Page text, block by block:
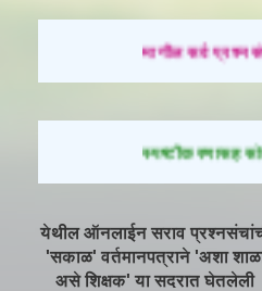
मागील सर्व
स्पष्टीकरणासह
येथील ऑनलाईन सराव
'सकाळ' वर्तमानपत्राने 'अशा
असे शिक्षक' या सदरात घेतलेली